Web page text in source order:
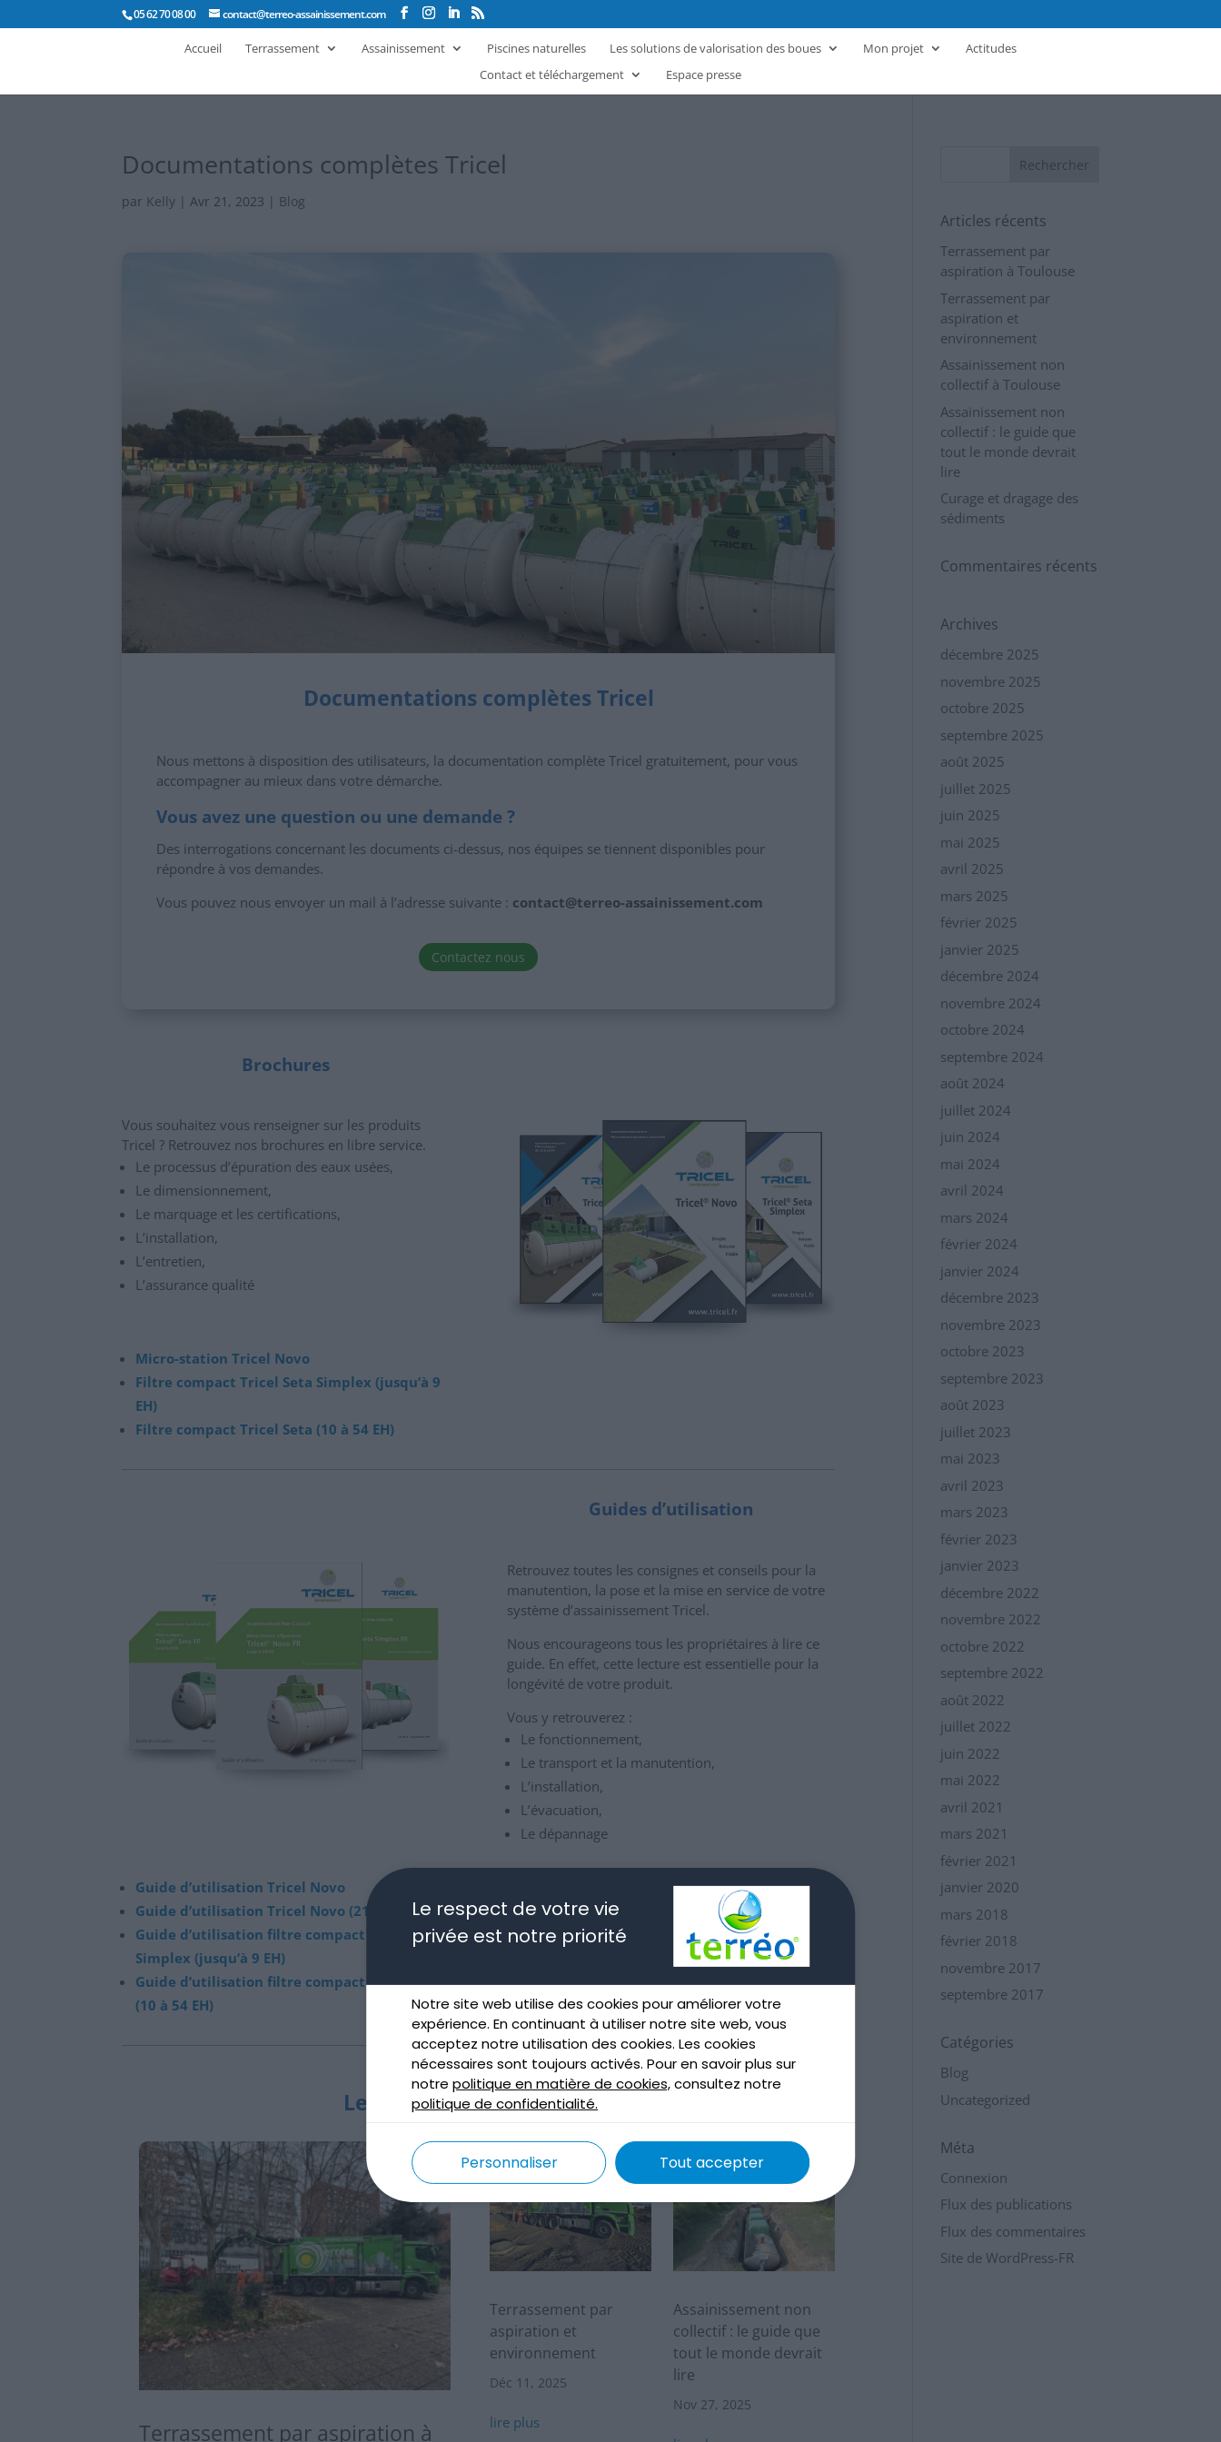
Le respect de votre vie
privée est notre priorité
Notre site web utilise des cookies pour améliorer votre
expérience. En continuant à utiliser notre site web, vous
acceptez notre utilisation des cookies. Les cookies
nécessaires sont toujours activés. Pour en savoir plus sur
notrepolitique en matière de cookies,consultez notre
politique de confidentialité.
Personnaliser Tout accepter
05 62 70 08 00 contact@terreo-assainissement.com
Accueil Terrassement Assainissement Piscines naturelles Les solutions de valorisation des boues Mon projet
Actitudes
Contact et téléchargement
Espace presse
Documentations complètes Tricel
par Kelly |Avr 21, 2023 | Blog
Documentations complètes Tricel
Nous mettons à disposition des utilisateurs, la documentation complète Tricel gratuitement, pour vous
accompagner au mieux dans votre démarche.
Vous avez une question ou une demande ?
Des interrogations concernant les documents ci-dessus, nos équipes se tiennent disponibles pour
répondre à vos demandes.
Vous pouvez nous envoyer un mail à l’adresse suivante : contact@terreo-assainissement.com
Contactez nous
Brochures
Vous souhaitez vous renseigner sur les produits
Tricel ? Retrouvez nos brochures en libre service.
Le processus d’épuration des eaux usées,
Le dimensionnement,
Le marquage et les certifications,
L’installation,
L’entretien,
L’assurance qualité
Micro-station Tricel Novo
Filtre compact Tricel Seta Simplex (jusqu’à 9
EH)
Filtre compact Tricel Seta (10 à 54 EH)
Guide d’utilisation Tricel Novo
Guide d’utilisation Tricel Novo (21 à 50 EH)
Guide d’utilisation filtre compact Tricel Seta
Simplex (jusqu’à 9 EH)
Guide d’utilisation filtre compact Tricel Seta
(10 à 54 EH)
Guides d’utilisation
Retrouvez toutes les consignes et conseils pour la
manutention, la pose et la mise en service de votre
système d’assainissement Tricel.
Nous encourageons tous les propriétaires à lire ce
guide. En effet, cette lecture est essentielle pour la
longévité de votre produit.
Vous y retrouverez :
Le fonctionnement,
Le transport et la manutention,
L’installation,
L’évacuation,
Le dépannage
Les actualités chez Terréo
Terrassement par aspiration à
Terrassement par
aspiration et
environnement
Déc 11, 2025
lire plus
Assainissement non
collectif : le guide que
tout le monde devrait
lire
Nov 27, 2025
Articles récents
Terrassement par
aspiration à Toulouse
Terrassement par
aspiration et
environnement
Assainissement non
collectif à Toulouse
Assainissement non
collectif : le guide que
tout le monde devrait
lire
Curage et dragage des
sédiments
Commentaires récents
Archives
décembre 2025
novembre 2025
octobre 2025
septembre 2025
août 2025
juillet 2025
juin 2025
mai 2025
avril 2025
mars 2025
février 2025
janvier 2025
décembre 2024
novembre 2024
octobre 2024
septembre 2024
août 2024
juillet 2024
juin 2024
mai 2024
avril 2024
mars 2024
février 2024
janvier 2024
décembre 2023
novembre 2023
octobre 2023
septembre 2023
août 2023
juillet 2023
mai 2023
avril 2023
mars 2023
février 2023
janvier 2023
décembre 2022
novembre 2022
octobre 2022
septembre 2022
août 2022
juillet 2022
juin 2022
mai 2022
avril 2021
mars 2021
février 2021
janvier 2020
mars 2018
février 2018
novembre 2017
septembre 2017
Catégories
Blog
Uncategorized
Méta
Connexion
Flux des publications
Flux des commentaires
Site de WordPress-FR